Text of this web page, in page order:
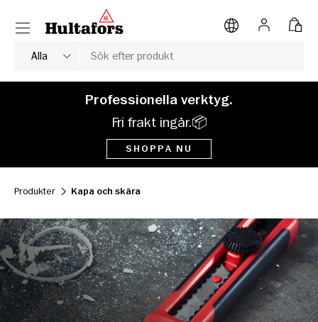
HOPPA TILL INNEHÅLL
Sök
Typ av produkt
Alla
Logga in
Meny
Professionella verktyg.
Fri frakt ingår.📦
SHOPPA NU
Produkter Kapa och skära